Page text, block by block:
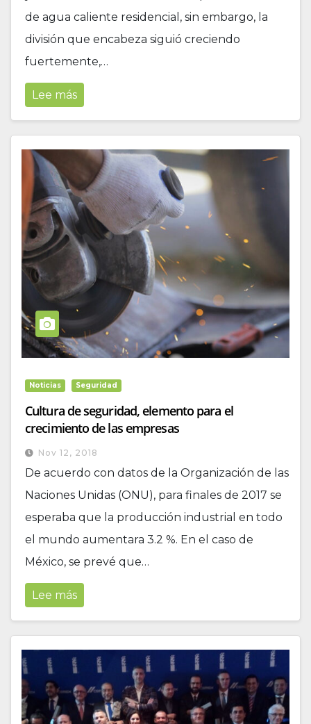
de agua caliente residencial, sin embargo, la
división que encabeza siguió creciendo
fuertemente,…
Lee más
Noticias Seguridad
Cultura de seguridad, elemento para el
crecimiento de las empresas
Nov 12, 2018
​De acuerdo con datos de la Organización de las
Naciones Unidas (ONU), para finales de 2017 se
esperaba que la producción industrial en todo
el mundo aumentara 3.2 %. En el caso de
México, se prevé que…
Lee más